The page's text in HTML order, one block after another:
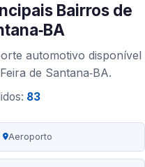
Bairros de
automotivo disponível
de Santana‑BA.
83
Aeroporto